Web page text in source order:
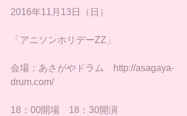
2016年11月13日（日）
「アニソンホリデーZZ」
会場：あさがやドラム　http://asagaya-
drum.com/
18：00開場　18：30開演